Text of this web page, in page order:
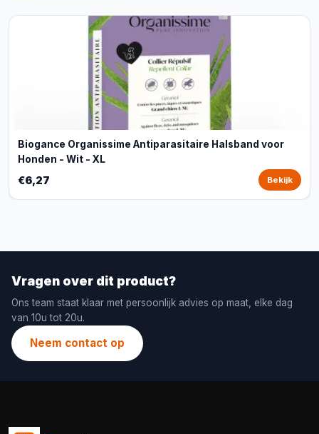
Biogance Organissime Antiparasitaire Halsband voor
Honden - Wit - XL
€6,27 Bekijk
Vragen over dit product?
Ons team staat klaar met persoonlijk advies op maat, elke dag
van 10u tot 20u.
Neem contact op